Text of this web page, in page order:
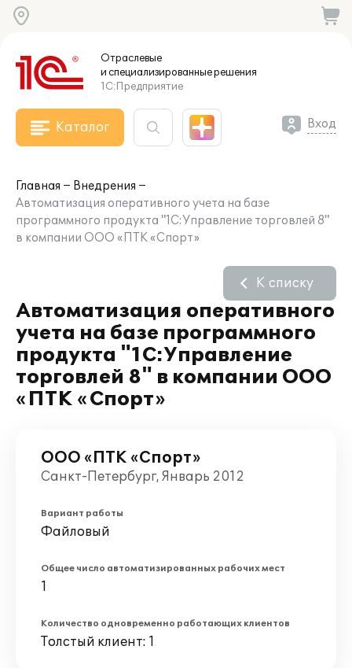
Отраслевые
и специализированныерешения
1С:Предприятие
Каталог Вход
Главная
Внедрения
Автоматизация оперативного учета на базе
программного продукта "1С:Управление торговлей 8"
в компании ООО «ПТК «Спорт»
Автоматизация оперативного
учета на базе программного
продукта "1С:Управление
торговлей 8" в компании ООО
«ПТК «Спорт»
К списку
ООО «ПТК «Спорт»
Санкт-Петербург, Январь 2012
Вариант работы
Файловый
Общее число автоматизированных рабочих мест
1
Количество одновременно работающих клиентов
Толстый клиент: 1